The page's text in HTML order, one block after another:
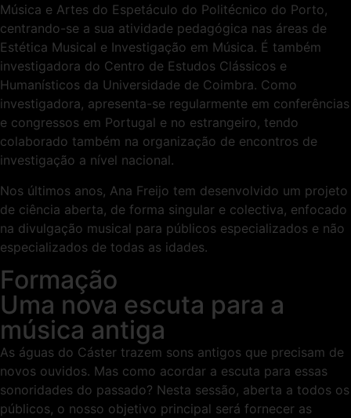
Música e Artes do Espetáculo do Politécnico do Porto,
centrando-se a sua atividade pedagógica nas áreas de
Estética Musical e Investigação em Música. É também
investigadora do Centro de Estudos Clássicos e
Humanísticos da Universidade de Coimbra. Como
investigadora, apresenta-se regularmente em conferências
e congressos em Portugal e no estrangeiro, tendo
colaborado também na organização de encontros de
investigação a nível nacional.
Nos últimos anos, Ana Freijo tem desenvolvido um projeto
de ciência aberta, de forma singular e colectiva, enfocado
na divulgação musical para públicos especializados e não
especializados de todas as idades.
Formação
Uma nova escuta para a
música antiga
As águas do Cáster trazem sons antigos que precisam de
novos ouvidos. Mas como acordar a escuta para essas
sonoridades do passado? Nesta sessão, aberta a todos os
públicos, o nosso objetivo principal será fornecer as